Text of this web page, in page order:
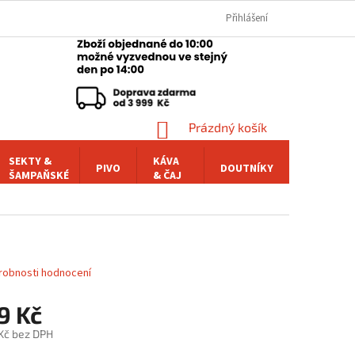
Přihlášení
NÁKUPNÍ
KOŠÍK
Prázdný košík
SEKTY &
ŠAMPAŇSKÉ
PIVO
KÁVA
& ČAJ
DOUTNÍKY
hodnocení
Kč
bez DPH